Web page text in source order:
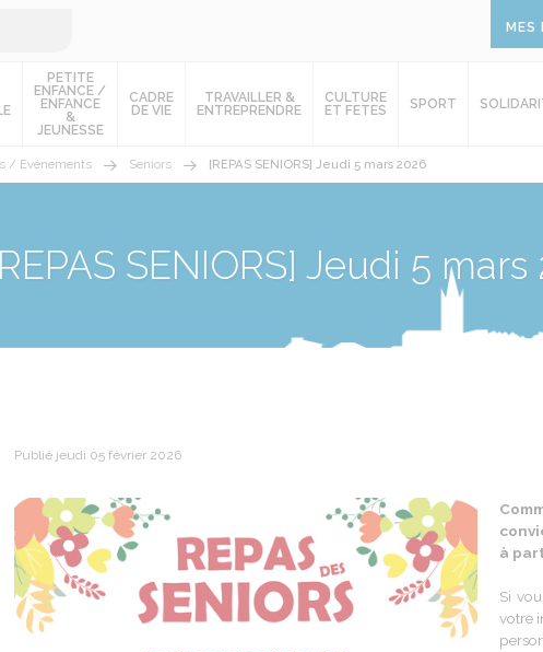
MES
PETITE
ENFANCE /
ENFANCE
&
JEUNESSE
CADRE
DE VIE
TRAVAILLER &
ENTREPRENDRE
CULTURE
ET FETES
SPORT
/ Evénements Seniors [REPAS SENIORS] Jeudi 5 mars 2026
SENIORS] Jeudi 5
Publié jeudi 05 février 2026
à
Si
votre